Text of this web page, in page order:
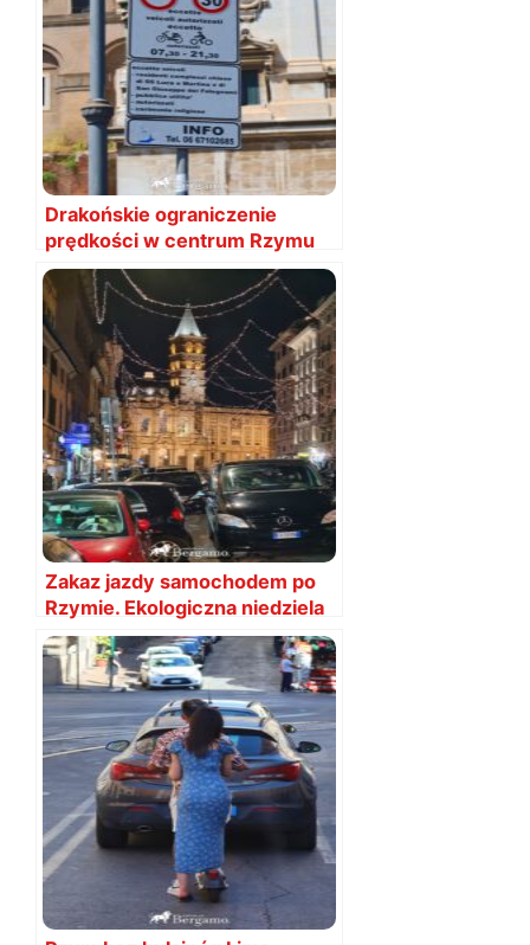
Drakońskie ograniczenie
prędkości w centrum Rzymu
od 15 stycznia
Zakaz jazdy samochodem po
Rzymie. Ekologiczna niedziela
trwa